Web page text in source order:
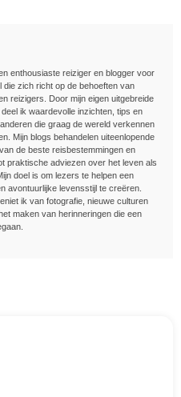
enthousiaste reiziger en blogger voor
die zich richt op de behoeften van
reizigers. Door mijn eigen uitgebreide
ik waardevolle inzichten, tips en
die graag de wereld verkennen
Mijn blogs behandelen uiteenlopende
de beste reisbestemmingen en
praktische adviezen over het leven als
doel is om lezers te helpen een
avontuurlijke levensstijl te creëren.
ik van fotografie, nieuwe culturen
maken van herinneringen die een